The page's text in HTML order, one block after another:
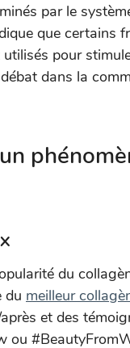
par le
que certains
pour
dans la
du
du meilleur
et des
ou